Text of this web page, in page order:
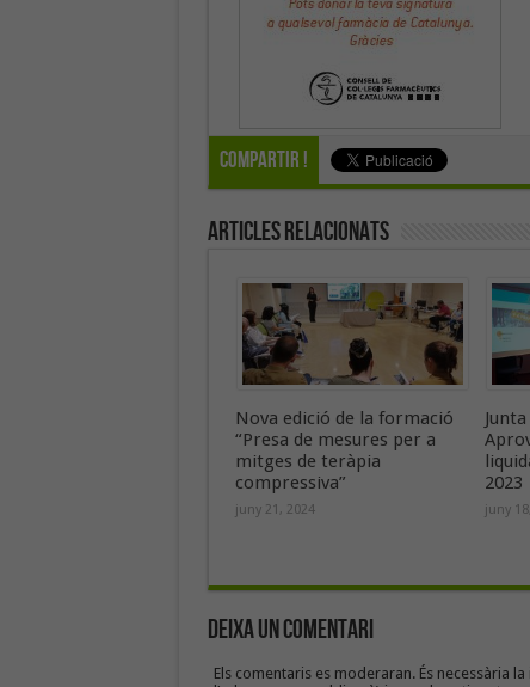
Compartir !
Articles Relacionats
Nova edició de la formació
“Presa de mesures per a
mitges de teràpia
compressiva”
juny 21, 2024
2023
juny
Deixa un Comentari
Els comentaris es moderaran. És necessària